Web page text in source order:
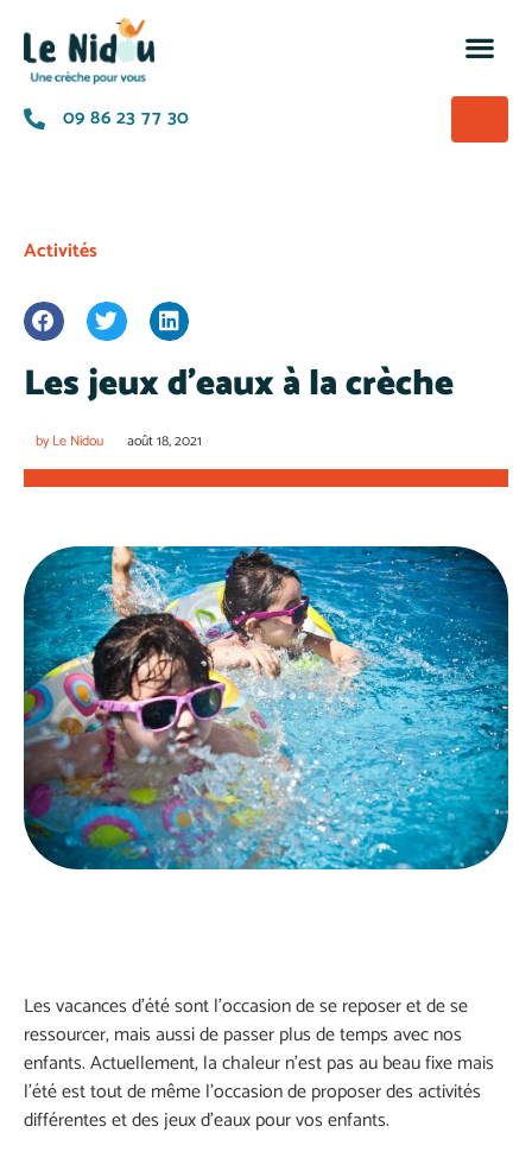
09 86 23 77 30
Activités
Les jeux d’eaux à la crèche
byLe Nidou août 18, 2021
Les vacances d’été sont l’occasion de se reposer et de se
ressourcer, mais aussi de passer plus de temps avec nos
enfants. Actuellement, la chaleur n’est pas au beau fixe mais
l’été est tout de même l’occasion de proposer des activités
différentes et des jeux d’eaux pour vos enfants.